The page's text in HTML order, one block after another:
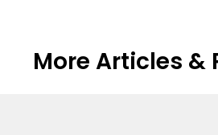
More Articles &